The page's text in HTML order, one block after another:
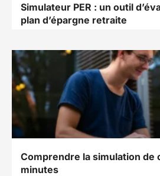
Simulateur PER : un outil
plan d’épargne retraite
Comprendre la simulation de
minutes